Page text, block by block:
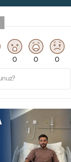
0 0 0